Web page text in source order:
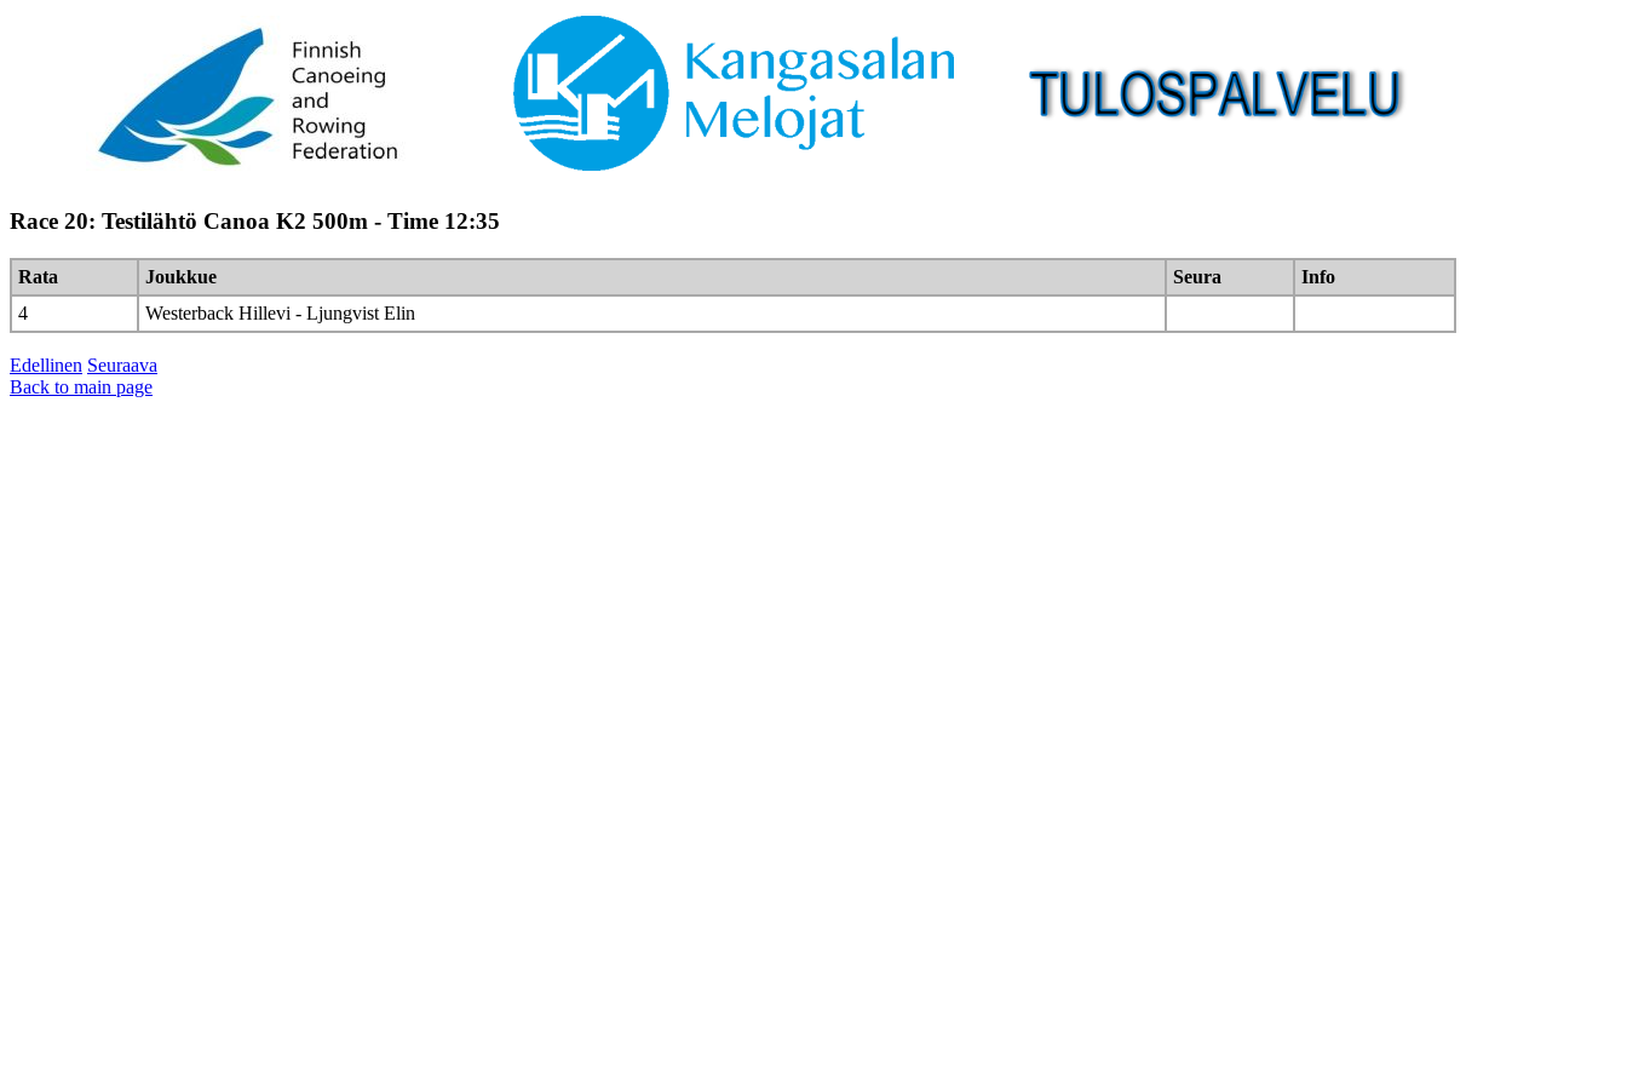
Race 20: Testilähtö Canoa K2 500m - Time 12:35
Rata Joukkue Seura
Info
4
Westerback Hillevi - Ljungvist Elin
Edellinen Seuraava
Back to main page